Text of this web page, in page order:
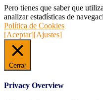
Pero tienes que saber que
analizar estadísticas de
Política de Cookies
[Aceptar][Ajustes]
Cerrar
Privacy Overview